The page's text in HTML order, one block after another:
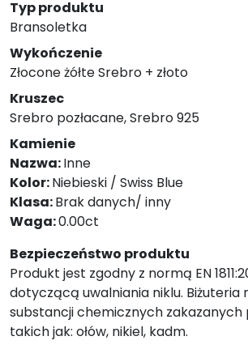
Typ produktu
Bransoletka
Wykończenie
Złocone żółte Srebro + złoto
Kruszec
Srebro pozłacane, Srebro 925
Kamienie
Nazwa:Inne
Kolor:Niebieski / Swiss Blue
Klasa:Brak danych/ inny
Waga:0.00ct
Bezpieczeństwo produktu
Produkt jest zgodny z normą EN
dotyczącą uwalniania niklu. Biżuteria
substancji chemicznych zakazanych
takich jak: ołów, nikiel, kadm.